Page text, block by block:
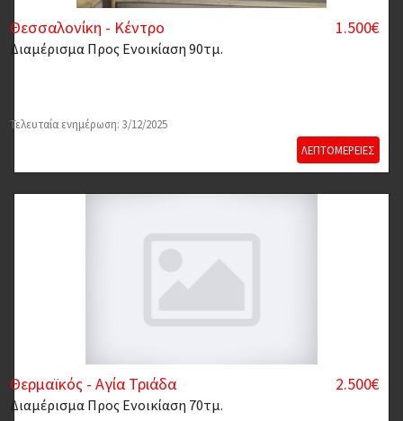
Θεσσαλονίκη - Κέντρο 1.500€
Διαμέρισμα Προς Ενοικίαση 90τμ.
Τελευταία ενημέρωση: 3/12/2025
ΛΕΠΤΟΜΕΡΕΙΕΣ
Θερμαϊκός - Αγία Τριάδα 2.500€
Διαμέρισμα Προς Ενοικίαση 70τμ.